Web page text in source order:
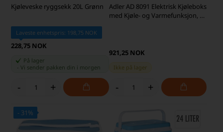
Kjøleveske ryggsekk 20L Grønn
Laveste enhetspris: 198,75 NOK
228,75 NOK
På lager
-Vi sender pakken din i morgen
- +
Adler AD 8091 Elektrisk Kjøleboks
med Kjøle- og Varmefunksjon, 25
921,25 NOK
Ikke på lager
- +
- 31%